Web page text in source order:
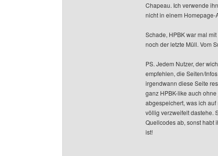
Chapeau. Ich verwende
nicht in einem Homepage-
Schade, HPBK war mal
noch der letzte Müll. Vom
PS. Jedem Nutzer, der
empfehlen, die Seiten/
irgendwann diese Seite
ganz HPBK-like auch
abgespeichert, was ich
völlig verzweifelt dastehe.
Quellcodes ab, sonst habt
ist!